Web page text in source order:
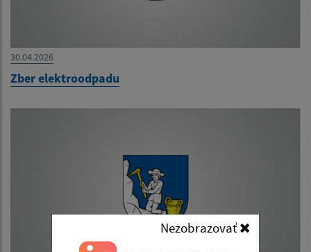
Nezobrazovať
30.04.2026
Zber elektroodpadu